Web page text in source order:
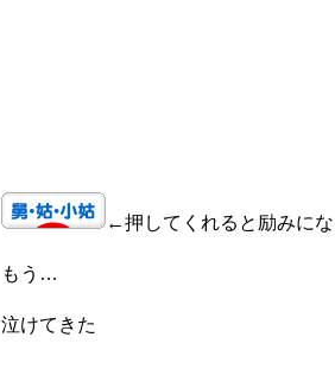
←押してくれると励みに
もう…
泣けてきた